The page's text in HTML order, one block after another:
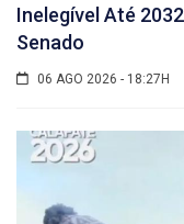
Inelegível Até
Senado
06 AGO 2026 - 18:27H